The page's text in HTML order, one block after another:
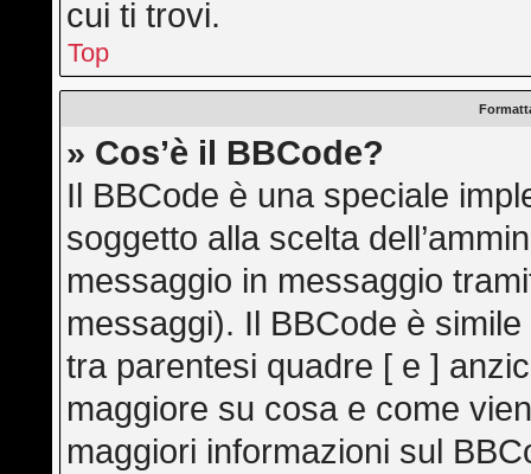
cui ti trovi.
Top
» Cos’è il BBCode?
Il BBCode è una speciale
soggetto alla scelta
messaggio in messaggio
messaggi). Il BBCode è
tra parentesi quadre [ e ]
maggiore su cosa e come
maggiori informazioni sul